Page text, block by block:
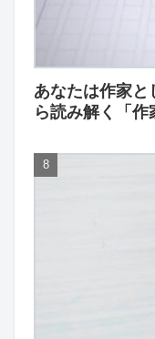
あなたは作家と
ら読み解く「作